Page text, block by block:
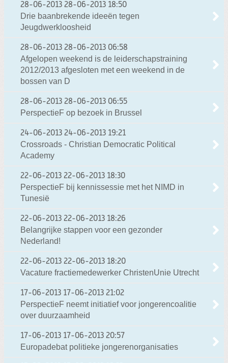
28-06-2013 28-06-2013 18:50
Drie baanbrekende ideeën tegen
Jeugdwerkloosheid
28-06-2013 28-06-2013 06:58
Afgelopen weekend is de leiderschapstraining
2012/2013 afgesloten met een weekend in de
bossen van D
28-06-2013 28-06-2013 06:55
PerspectieF op bezoek in Brussel
24-06-2013 24-06-2013 19:21
Crossroads - Christian Democratic Political
Academy
22-06-2013 22-06-2013 18:30
PerspectieF bij kennissessie met het NIMD in
Tunesië
22-06-2013 22-06-2013 18:26
Belangrijke stappen voor een gezonder
Nederland!
22-06-2013 22-06-2013 18:20
Vacature fractiemedewerker ChristenUnie Utrecht
17-06-2013 17-06-2013 21:02
PerspectieF neemt initiatief voor jongerencoalitie
over duurzaamheid
17-06-2013 17-06-2013 20:57
Europadebat politieke jongerenorganisaties